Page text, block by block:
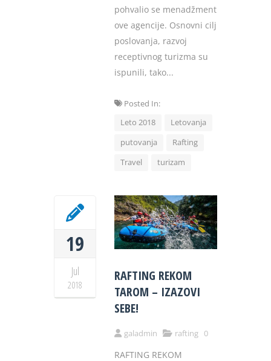
pohvalio se menadžment
ove agencije. Osnovni cilj
poslovanja, razvoj
receptivnog turizma su
ispunili, tako...
Posted In:
Leto 2018
Letovanja
putovanja
Rafting
Travel
turizam
19
Jul
2018
RAFTING REKOM
TAROM – IZAZOVI
SEBE!
galadmin rafting 0
RAFTING REKOM